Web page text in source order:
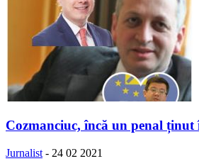
Cozmanciuc, încă un penal
Jurnalist - 24 02 2021